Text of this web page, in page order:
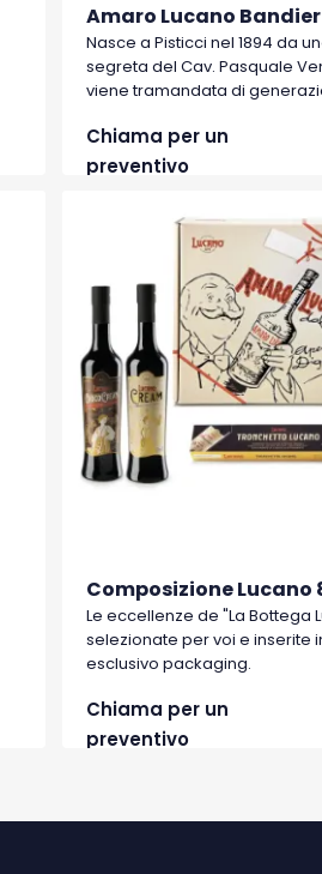
Amaro Lucano
Nasce a Pisticci nel 1894 da
segreta del Cav. Pasquale
viene tramandata di
miscelazione di più di 30
deciso, ideale per tutte le
Ottimo come base per
Chiama per un
preventivo
Composizione Lucano
Le eccellenze de "La Bottega
selezionate per voi e inserite
esclusivo packaging.
Chiama per un
preventivo